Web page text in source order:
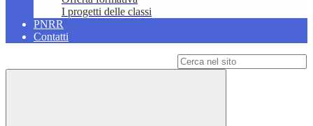
I progetti delle classi
PNRR
Contatti